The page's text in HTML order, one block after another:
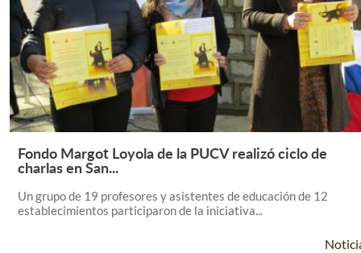
Leer Más +
Fondo Margot Loyola de la PUCV realizó ciclo de
charlas en San...
Un grupo de 19 profesores y asistentes de educación de 12
establecimientos participaron de la iniciativa...